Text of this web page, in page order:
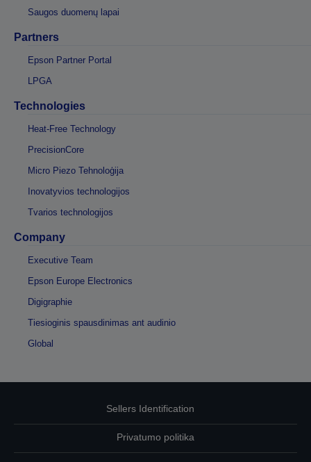
Saugos duomenų lapai
Partners
Epson Partner Portal
LPGA
Technologies
Heat-Free Technology
PrecisionCore
Micro Piezo Tehnoloģija
Inovatyvios technologijos
Tvarios technologijos
Company
Executive Team
Epson Europe Electronics
Digigraphie
Tiesioginis spausdinimas ant audinio
Global
Sellers Identification
Privatumo politika